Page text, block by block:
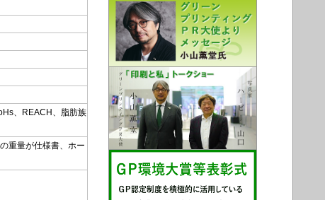
、REACH、脂肪族
重量が仕様書、ホー